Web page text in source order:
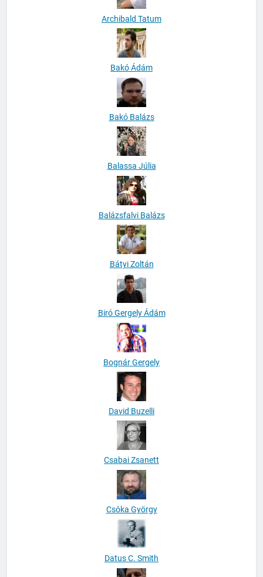
Archibald Tatum
Bakó Ádám
Bakó Balázs
Balassa Júlia
Balázsfalvi Balázs
Bátyi Zoltán
Biró Gergely Ádám
Bognár Gergely
David Buzelli
Csabai Zsanett
Csóka György
Datus C. Smith